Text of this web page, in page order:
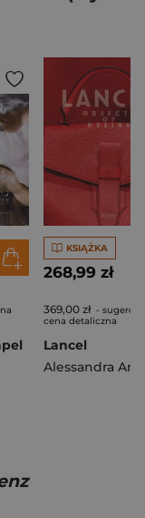
KSIĄŻKA
268,99 zł
369,00 zł -
cena detaliczna
Lancel